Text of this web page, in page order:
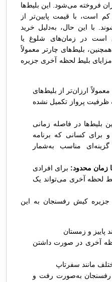
فروخته می‌شود. این بلیط‌ها
است، با قیمت پایین‌تر از
با این حال، به‌دلیل خرید
در زمان‌های شلوغ یا
بلیط‌های چارتر معمولاً
مزایای بلیط لحظه آخری جزیره
ارزان‌تر از بلیط‌های
پرواز تکمیل نشده
بلیط‌ها در فاصله زمانی
برای کسانی که برنامه
مناسب به‌شمار
زمان محدود: برای افرادی
لحظه آخری می‌تواند یک
جزیره کیش رفسنجان به این
پاییز و زمستان
آخری در صورت داشتن
مانند سفرتاپ
رفسنجان به‌صورت رفت و